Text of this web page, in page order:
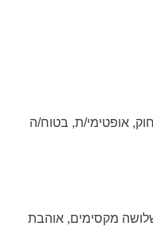
אופטימי/ת, בטוח/ה
מקסימים, אוהבת